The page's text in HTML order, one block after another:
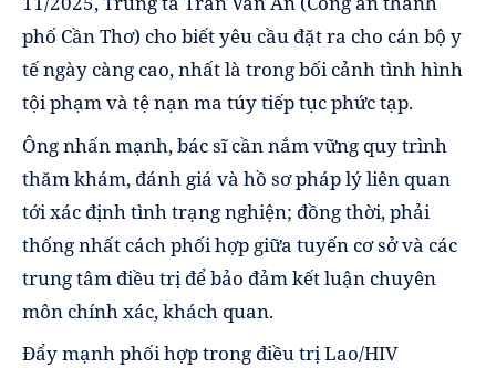
phố Cần Thơ) cho biết yêu cầu đặt ra cho cán bộ y
tế ngày càng cao, nhất là trong bối cảnh tình hình
tội phạm và tệ nạn ma túy tiếp tục phức tạp.
Ông nhấn mạnh, bác sĩ cần nắm vững quy trình
thăm khám, đánh giá và hồ sơ pháp lý liên quan
tới xác định tình trạng nghiện; đồng thời, phải
thống nhất cách phối hợp giữa tuyến cơ sở và các
trung tâm điều trị để bảo đảm kết luận chuyên
môn chính xác, khách quan.
Đẩy mạnh phối hợp trong điều trị Lao/HIV